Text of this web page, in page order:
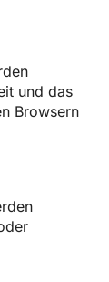
und das
Browsern